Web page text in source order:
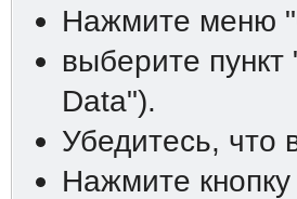
Нажмите меню
выберите
Data").
Убедитесь, что
Нажмите